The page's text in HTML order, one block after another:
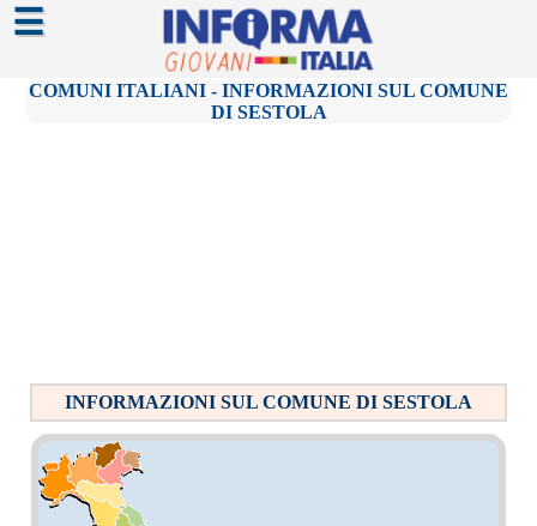
☰
COMUNI ITALIANI - INFORMAZIONI SUL COMUNE
DI SESTOLA
INFORMAZIONI SUL COMUNE DI SESTOLA